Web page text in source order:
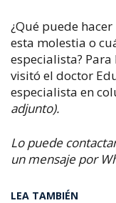
¿Qué puede
esta molestia o
especialista?
visitó el doctor
especialista en
adjunto).
Lo puede
un mensaje por
LEA TAMBIÉN